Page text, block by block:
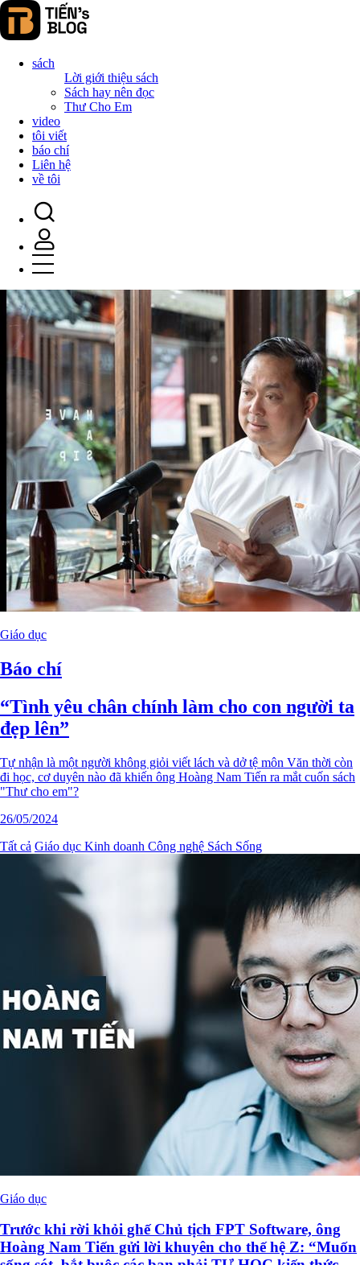
sách
Lời giới thiệu sách
Sách hay nên đọc
Thư Cho Em
video
tôi viết
báo chí
Liên hệ
về tôi
Giáo dục
Báo chí
“Tình yêu chân chính làm cho con người ta
đẹp lên”
Tự nhận là một người không giỏi viết lách và dở tệ môn Văn thời còn
đi học, cơ duyên nào đã khiến ông Hoàng Nam Tiến ra mắt cuốn sách
"Thư cho em"?
26/05/2024
Tất cả Giáo dục Kinh doanh Công nghệ Sách Sống
Giáo dục
Trước khi rời khỏi ghế Chủ tịch FPT Software, ông
Hoàng Nam Tiến gửi lời khuyên cho thế hệ Z: “Muốn